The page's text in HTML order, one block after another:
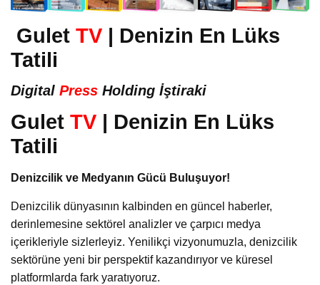
Gulet TV | Denizin En Lüks
Tatili
Digital Press Holding İştiraki
Gulet TV | Denizin En Lüks
Tatili
Denizcilik ve Medyanın Gücü Buluşuyor!
Denizcilik dünyasının kalbinden en güncel haberler,
derinlemesine sektörel analizler ve çarpıcı medya
içerikleriyle sizlerleyiz. Yenilikçi vizyonumuzla, denizcilik
sektörüne yeni bir perspektif kazandırıyor ve küresel
platformlarda fark yaratıyoruz.